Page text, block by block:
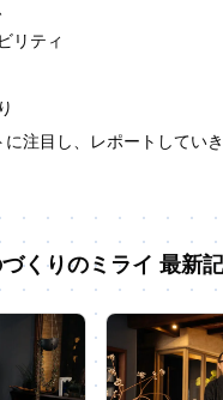
リティ
注目し、レポートしていき
くりのミライ 最新